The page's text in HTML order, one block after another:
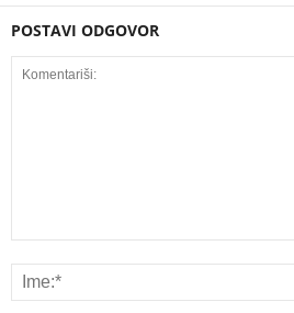
POSTAVI ODGOVOR